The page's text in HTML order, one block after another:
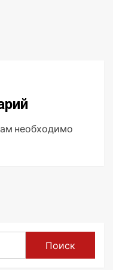
необходимо
Поиск